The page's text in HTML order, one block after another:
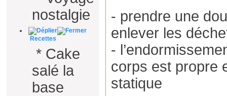
nostalgie
Recettes
* Cake
salé la
base
- prendre une
enlever les
-
corps est propre
statique